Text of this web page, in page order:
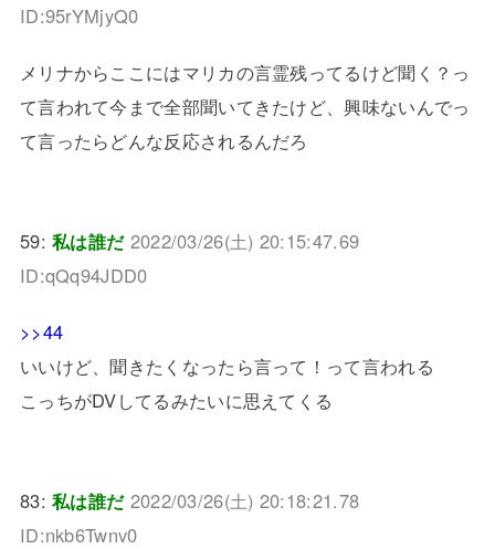
ID:95rYMjyQ0
メリナからここにはマリカの言霊残ってるけど聞く？っ
て言われて今まで全部聞いてきたけど、興味ないんでっ
て言ったらどんな反応されるんだろ
59:私は誰だ 2022/03/26(土) 20:15:47.69
ID:qQq94JDD0
>>44
いいけど、聞きたくなったら言って！って言われる
こっちがDVしてるみたいに思えてくる
83:私は誰だ 2022/03/26(土) 20:18:21.78
ID:nkb6Twnv0